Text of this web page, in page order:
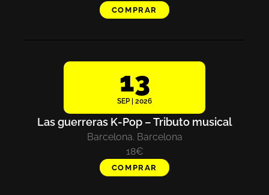
COMPRAR
13
SEP | 2026
Las guerreras K-Pop – Tributo musical
Barcelona. Barcelona
18€
COMPRAR